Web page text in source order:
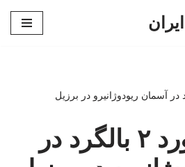
ببینید | برخورد ۲ بالگرد در